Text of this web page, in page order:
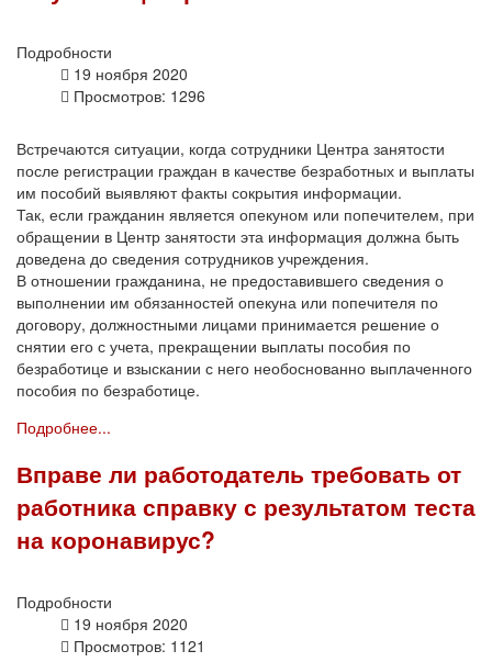
Подробности
19 ноября 2020
Просмотров: 1296
Встречаются ситуации, когда сотрудники Центра занятости
после регистрации граждан в качестве безработных и выплаты
им пособий выявляют факты сокрытия информации.
Так, если гражданин является опекуном или попечителем, при
обращении в Центр занятости эта информация должна быть
доведена до сведения сотрудников учреждения.
В отношении гражданина, не предоставившего сведения о
выполнении им обязанностей опекуна или попечителя по
договору, должностными лицами принимается решение о
снятии его с учета, прекращении выплаты пособия по
безработице и взыскании с него необоснованно выплаченного
пособия по безработице.
Подробнее...
Вправе ли работодатель требовать от
работника справку с результатом теста
на коронавирус?
Подробности
19 ноября 2020
Просмотров: 1121